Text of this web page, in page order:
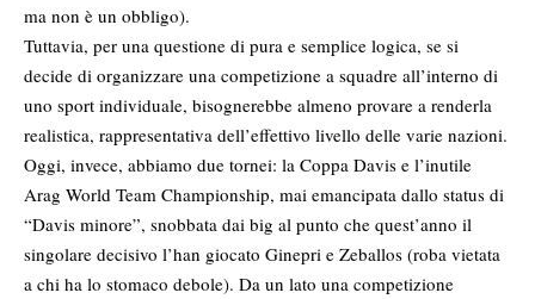
ma non è un obbligo).
Tuttavia, per una questione di pura e semplice logica, se si
decide di organizzare una competizione a squadre all’interno di
uno sport individuale, bisognerebbe almeno provare a renderla
realistica, rappresentativa dell’effettivo livello delle varie nazioni.
Oggi, invece, abbiamo due tornei: la Coppa Davis e l’inutile
Arag World Team Championship, mai emancipata dallo status di
“Davis minore”, snobbata dai big al punto che quest’anno il
singolare decisivo l’han giocato Ginepri e Zeballos (roba vietata
a chi ha lo stomaco debole). Da un lato una competizione